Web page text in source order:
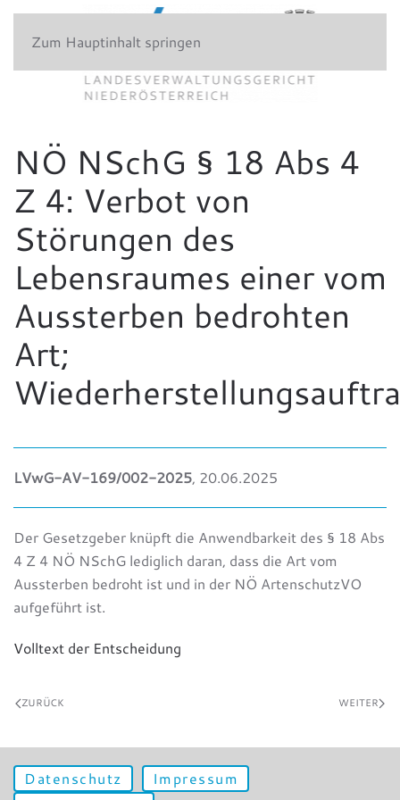
Zum Hauptinhalt springen
NÖ NSchG § 18 Abs 4
Z 4: Verbot von
Störungen des
Lebensraumes einer vom
Aussterben bedrohten
Art;
LVwG-AV-169/002-2025, 20.06.2025
Der Gesetzgeber knüpft die Anwendbarkeit des § 18 Abs
4 Z 4 NÖ NSchG lediglich daran, dass die Art vom
Aussterben bedroht ist und in der NÖ ArtenschutzVO
aufgeführt ist.
Volltext der Entscheidung
ZURÜCK WEITER
Datenschutz
Impressum